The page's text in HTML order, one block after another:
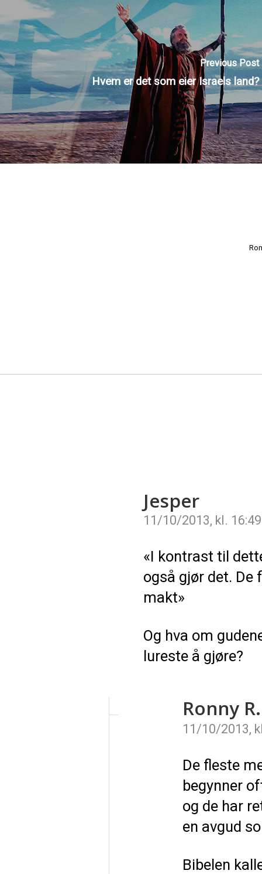
Previous Post
Hvem er det som eier Israels land?
Jesper
11/10/2013, kl. 16:49
«I kontrast til
også gjør det. De
makt»
Og hva om
lureste å gjøre?
Ronny
11/10/2013,
De fleste
begynner
og de har
en avgud
Bibelen